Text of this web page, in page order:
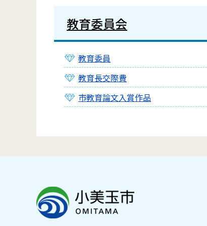
教育委員会
教育委員
教育長交際費
市教育論文入賞作品